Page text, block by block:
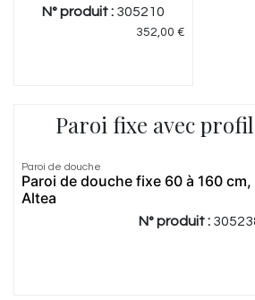
N° produit : 305210
352,00 €
Paroi fixe avec
3
Paroi de douche
Paroi de douche fixe 60 à 160
Altea
N° produit :